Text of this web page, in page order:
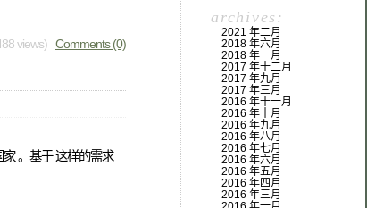
views) Comments (0)
。基于 这样的需求
archives:
2021 年二月
2018 年六月
2018 年一月
2017 年十二月
2017 年九月
2017 年三月
2016 年十一月
2016 年十月
2016 年九月
2016 年八月
2016 年七月
2016 年六月
2016 年五月
2016 年四月
2016 年三月